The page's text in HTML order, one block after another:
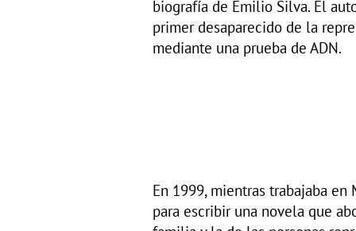
biografía de Emilio Silva. El
primer desaparecido de la
mediante una prueba de ADN.
En 1999, mientras trabajaba
para escribir una novela que